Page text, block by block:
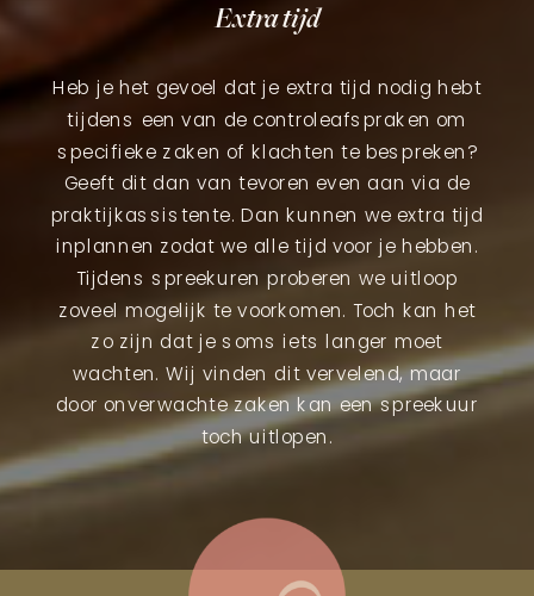
Heb je het gevoel dat je extra tijd nodig hebt
tijdens een van de controleafspraken om
specifieke zaken of klachten te bespreken?
Geeft dit dan van tevoren even aan via de
praktijkassistente. Dan kunnen we extra tijd
inplannen zodat we alle tijd voor je hebben.
Tijdens spreekuren proberen we uitloop
zoveel mogelijk te voorkomen. Toch kan het
zo zijn dat je soms iets langer moet
wachten. Wij vinden dit vervelend, maar
door onverwachte zaken kan een spreekuur
toch uitlopen.
Extra tijd